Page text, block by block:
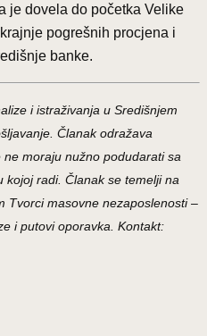
je dovela do početka Velike
pogrešnih procjena i
banke.
i istraživanja u Središnjem
Članak odražava
moraju nužno podudarati sa
kojoj radi. Članak se temelji na
Tvorci masovne nezaposlenosti –
i putovi oporavka. Kontakt: